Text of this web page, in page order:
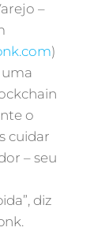
–
)
o
cuidar
– seu
diz